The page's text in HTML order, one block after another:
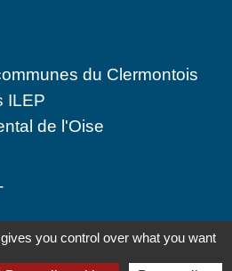
du Clermontois
ILEP
de l'Oise
- Accessibilité -
you control over what you want